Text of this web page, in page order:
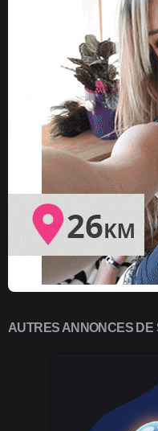
AUTRES ANNONCES DE